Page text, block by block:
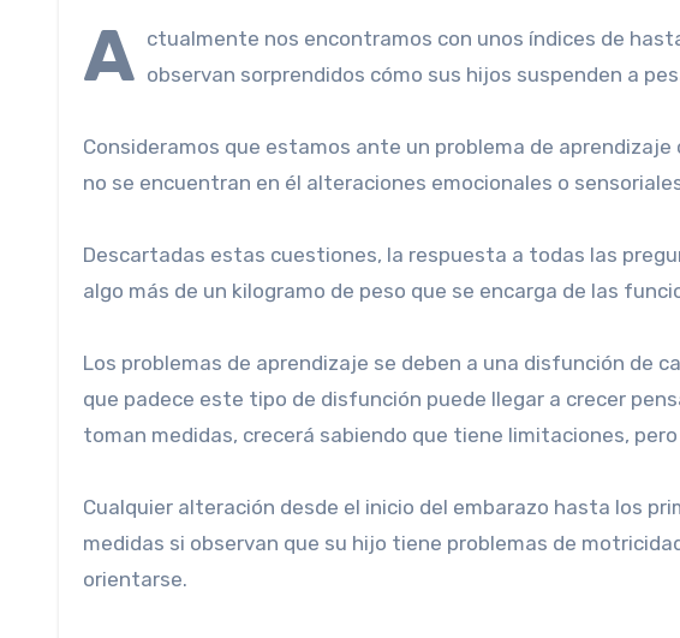
A ctualmente nos encontramos con unos índices de
observan sorprendidos cómo sus hijos suspenden a
Consideramos que estamos ante un problema de
no se encuentran en él alteraciones emocionales o
Descartadas estas cuestiones, la respuesta a todas las
algo más de un kilogramo de peso que se encarga de las
Los problemas de aprendizaje se deben a una disfunción de
que padece este tipo de disfunción puede llegar a crecer
toman medidas, crecerá sabiendo que tiene limitaciones,
Cualquier alteración desde el inicio del embarazo hasta los
medidas si observan que su hijo tiene problemas de
orientarse.